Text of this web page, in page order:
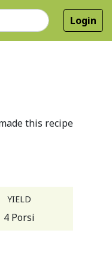
Login
this recipe
YIELD
4 Porsi